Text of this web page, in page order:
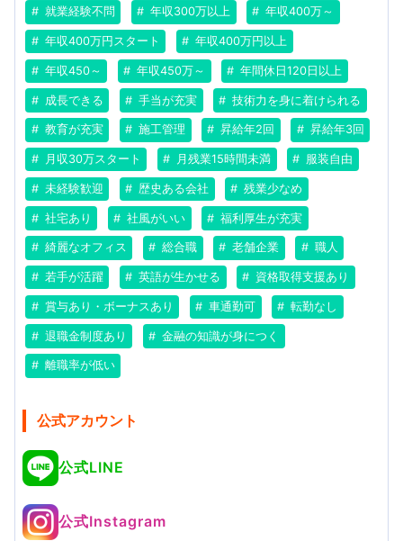
就業経験不問 年収300万以上 年収400万～
年収400万円スタート 年収400万円以上
年収450～ 年収450万～ 年間休日120日以上
成長できる 手当が充実 技術力を身に着けられる
教育が充実 施工管理 昇給年2回 昇給年3回
月収30万スタート 月残業15時間未満 服装自由
未経験歓迎 歴史ある会社 残業少なめ
社宅あり 社風がいい 福利厚生が充実
綺麗なオフィス 総合職 老舗企業 職人
若手が活躍 英語が生かせる 資格取得支援あり
賞与あり・ボーナスあり 車通勤可 転勤なし
退職金制度あり 金融の知識が身につく
離職率が低い
公式アカウント
公式LINE
公式Instagram